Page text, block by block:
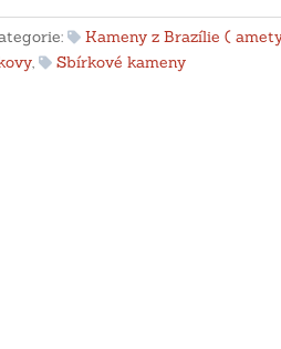
Kameny z Brazílie (
, Sbírkové kameny